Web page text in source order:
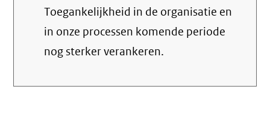
Toegankelijkheid in de organisatie en
in onze processen komende periode
nog sterker verankeren.